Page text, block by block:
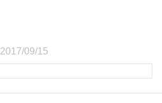
2017/09/15